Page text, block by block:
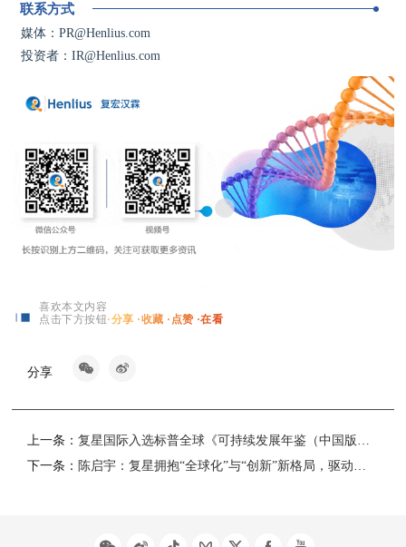
约50个分子，并全面推进基于自有抗PD-1单抗H药汉斯状 的
肿瘤免疫联合疗法。截至目前，公司已获批上市产品包括国内
首个生物类似药汉利康
）、汉达远
®
（阿
达木单抗）、汉贝泰
（贝伐珠单抗）、全球首个获批一线治
（斯鲁利单抗，欧洲商品
名：Hetronifly
）以及汉奈佳
（奈拉替尼）。公司亦同步就
19个产品在全球范围内开展30多项临床试验，对外授权全面
覆盖欧美主流生物药市场和众多新兴市场。
联系方式
媒体：PR@Henlius.com
投资者：IR@Henlius.com
喜欢本文内容
点击下方按钮·分享 ·收藏 ·点赞 ·在看
分享
上一条：复星国际入选标普全球《可持续发展年鉴（中国版）2025》并连续第二年名列最佳1%
下一条： 陈启宇：复星拥抱“全球化”与“创新”新格局，驱动长期价值增长